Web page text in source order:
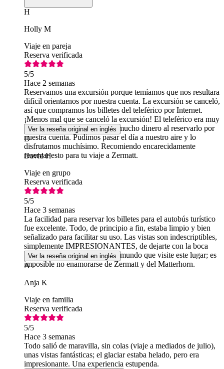
H
Holly M
Viaje en pareja
Reserva verificada
5/5
Hace 2 semanas
Reservamos una excursión porque temíamos que nos resultara
difícil orientarnos por nuestra cuenta. La excursión se canceló,
así que compramos los billetes del teleférico por Internet.
¡Menos mal que se canceló la excursión! El teleférico era muy
fácil de usar y nos ahorramos mucho dinero al reservarlo por
nuestra cuenta. Pudimos pasar el día a nuestro aire y lo
disfrutamos muchísimo. Recomiendo encarecidamente
reservar esto para tu viaje a Zermatt.
Ver la reseña original en inglés
D
David H
Viaje en grupo
Reserva verificada
5/5
Hace 3 semanas
La facilidad para reservar los billetes para el autobús turístico
fue excelente. Todo, de principio a fin, estaba limpio y bien
señalizado para facilitar su uso. Las vistas son indescriptibles,
simplemente IMPRESIONANTES, de dejarte con la boca
abierta. Recomiendo a todo el mundo que visite este lugar; es
imposible no enamorarse de Zermatt y del Matterhorn.
Ver la reseña original en inglés
A
Anja K
Viaje en familia
Reserva verificada
5/5
Hace 3 semanas
Todo salió de maravilla, sin colas (viaje a mediados de julio),
unas vistas fantásticas; el glaciar estaba helado, pero era
impresionante. Una experiencia estupenda.